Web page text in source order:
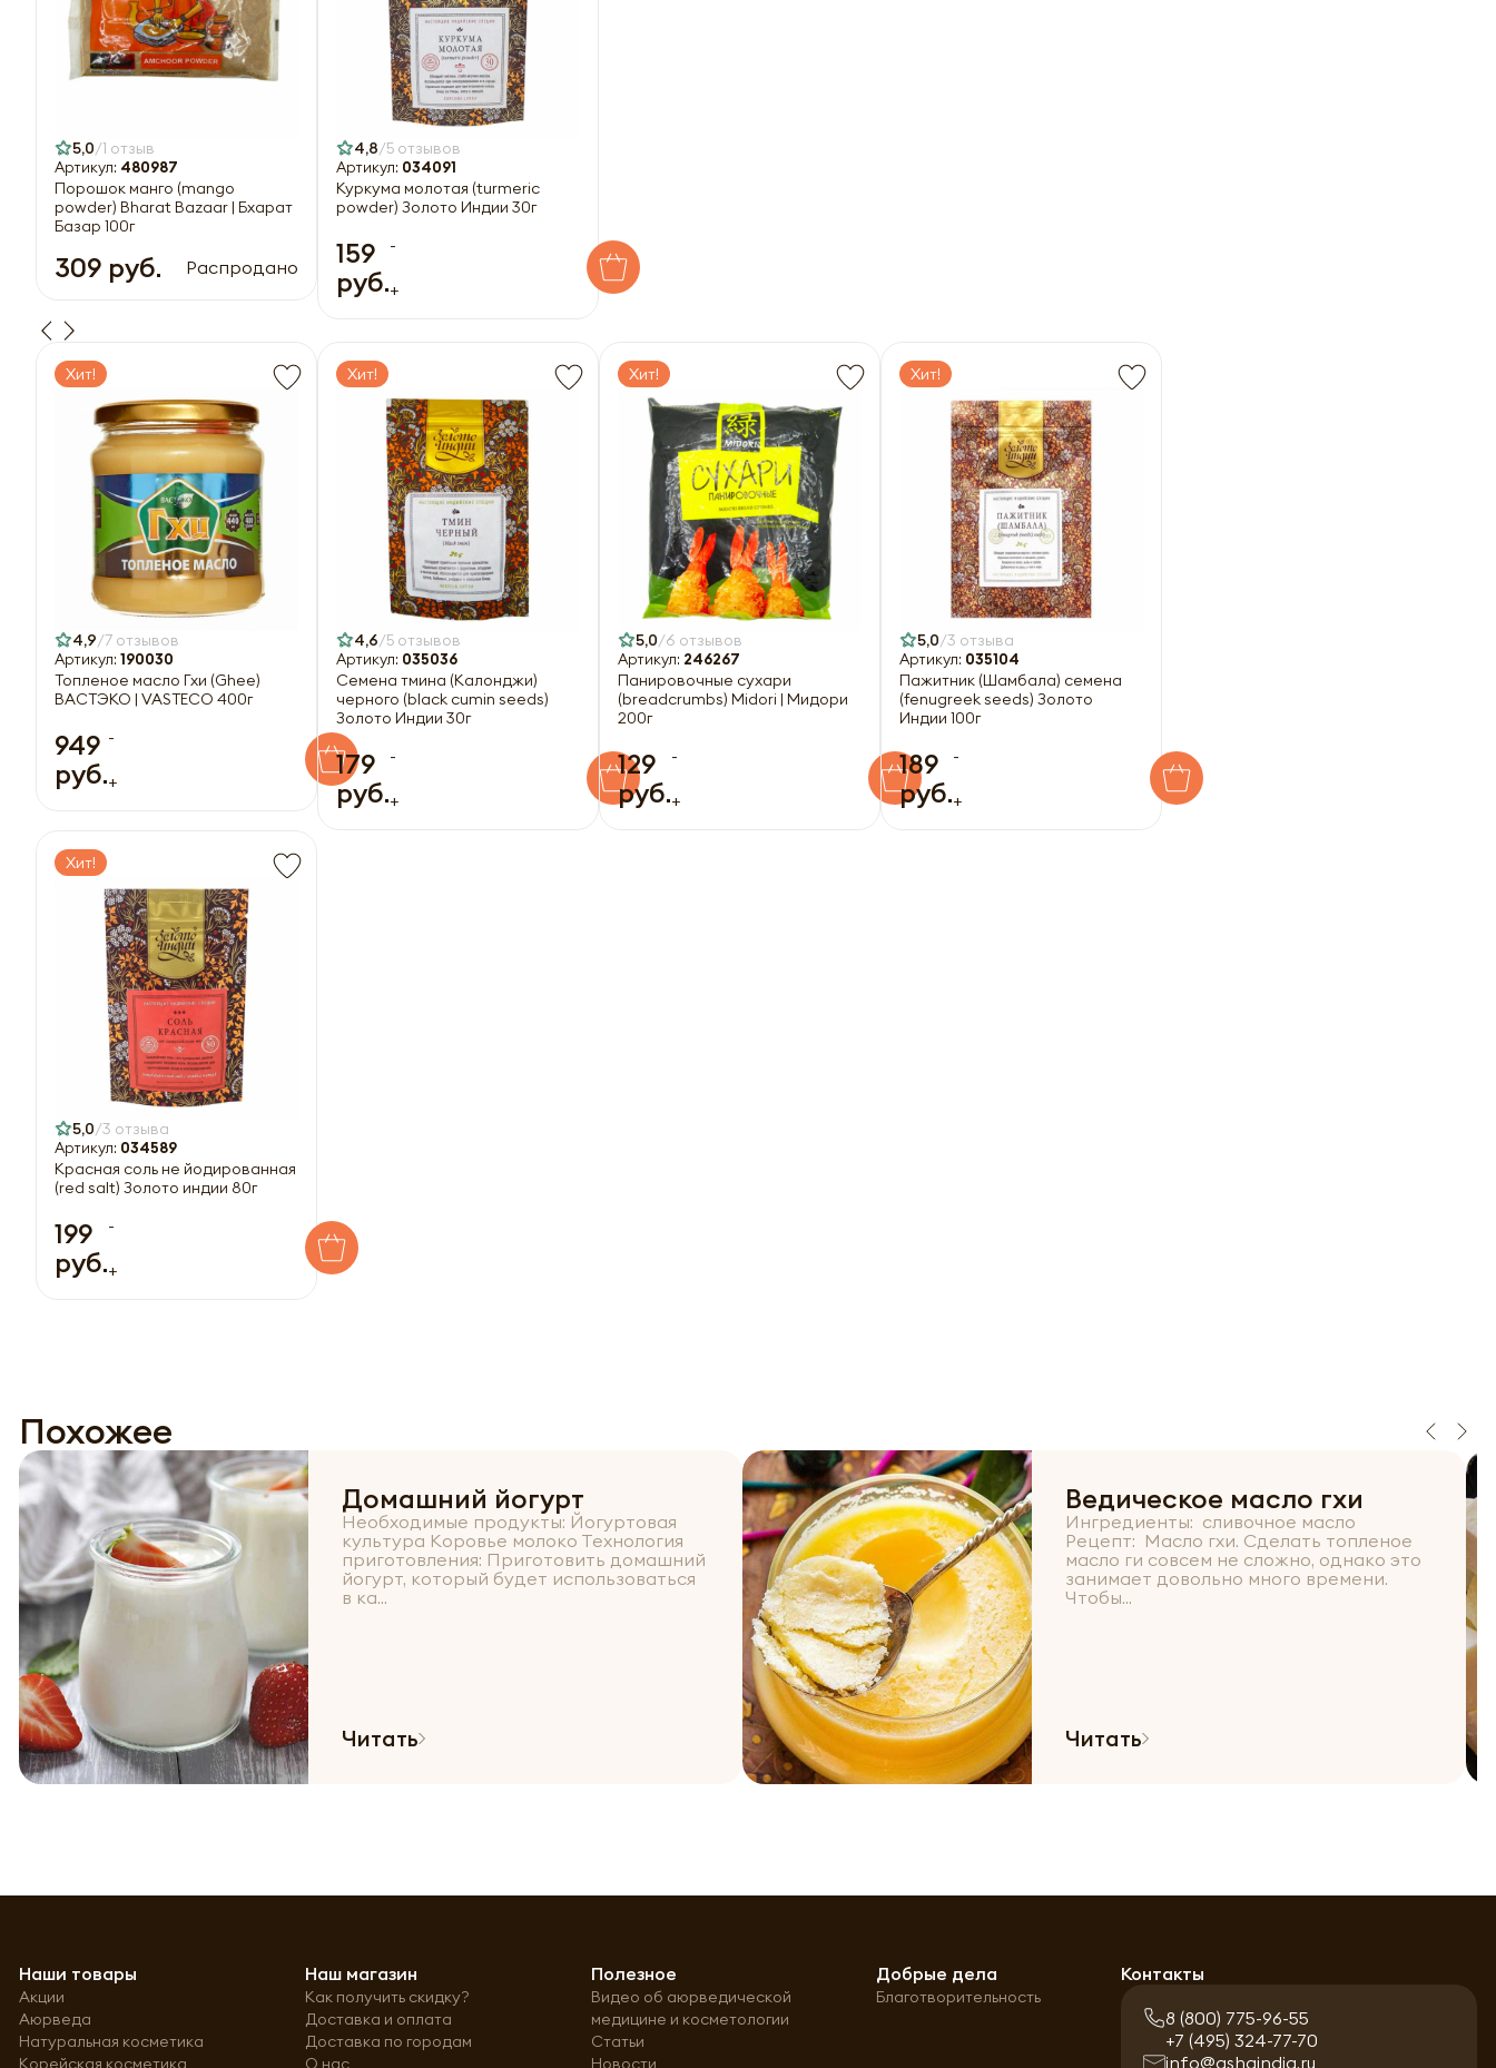
5,0 1 отзыв
Артикул: 480987
Порошок манго (mango
powder) Bharat Bazaar | Бхарат
Базар 100г
309 руб. Распродано
4,8 5 отзывов
Артикул: 034091
Куркума молотая (turmeric
powder) Золото Индии 30г
159
руб.
-
+
Хит!
4,9 7 отзывов
Артикул: 190030
Топленое масло Гхи (Ghee)
ВАСТЭКО | VASTECO 400г
949
руб.
-
+
Хит!
4,6 5 отзывов
Артикул: 035036
Семена тмина (Калонджи)
черного (black cumin seeds)
Золото Индии 30г
179
руб.
-
+
Хит!
5,0 6 отзывов
Артикул: 246267
Панировочные сухари
(breadcrumbs) Midori | Мидори
200г
129
руб.
-
+
Хит!
5,0 3 отзыва
Артикул: 035104
Пажитник (Шамбала) семена
(fenugreek seeds) Золото
Индии 100г
189
руб.
-
+
Хит!
5,0 3 отзыва
Артикул: 034589
Красная соль не йодированная
(red salt) Золото индии 80г
199
руб.
-
+
Похожее
Домашний йогурт
Необходимые продукты: Йогуртовая
культура Коровье молоко Технология
приготовления: Приготовить домашний
йогурт, который будет использоваться
в ка...
Читать
Ведическое масло гхи
Ингредиенты: сливочное масло
Рецепт: Масло гхи. Сделать топленое
масло ги совсем не сложно, однако это
занимает довольно много времени.
Чтобы...
Читать
Наши товары
Акции
Аюрведа
Натуральная косметика
Корейская косметика
Наш магазин
Как получить скидку?
Доставка и оплата
Доставка по городам
О нас
Полезное
Видео об аюрведической
медицине и косметологии
Статьи
Новости
Добрые дела
Благотворительность
Контакты
8 (800) 775-96-55
+7 (495) 324-77-70
info@ashaindia.ru